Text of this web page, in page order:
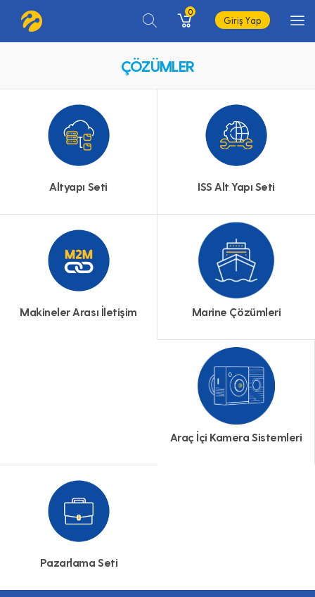
0
Giriş Yap
ÇÖZÜMLER
Altyapı Seti ISS Alt Yapı Seti
Makineler Arası İletişim Marine Çözümleri
Araç İçi Kamera Sistemleri
Pazarlama Seti